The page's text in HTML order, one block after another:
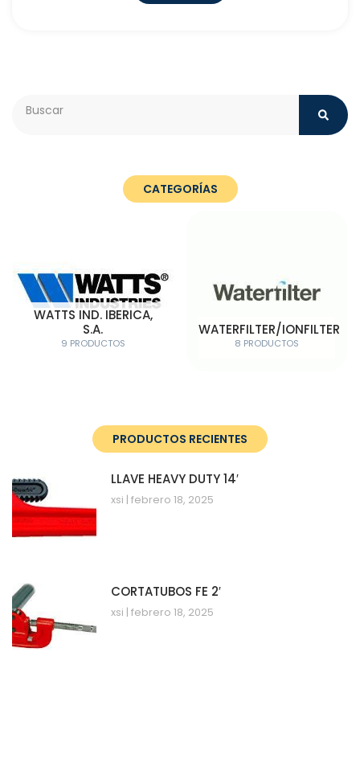
CATEGORÍAS
WATTS IND. IBERICA,
S.A.
9 PRODUCTOS
WATERFILTER/IONFILTER
8 PRODUCTOS
PRODUCTOS RECIENTES
LLAVE HEAVY DUTY 14′
xsi febrero 18, 2025
CORTATUBOS FE 2′
xsi febrero 18, 2025